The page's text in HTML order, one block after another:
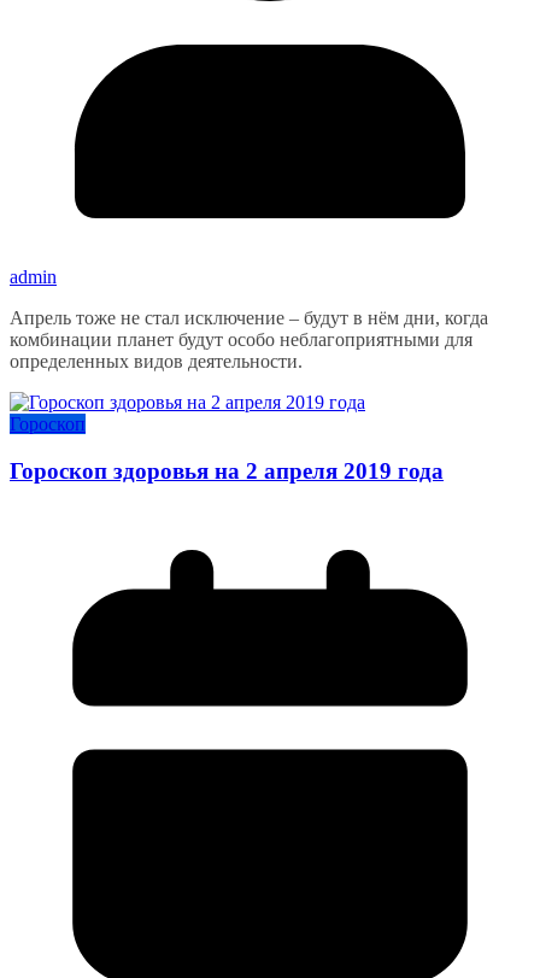
admin
Апрель тоже не стал исключение – будут в нём дни, когда
комбинации планет будут особо неблагоприятными для
определенных видов деятельности.
Гороскоп
Гороскоп здоровья на 2 апреля 2019 года